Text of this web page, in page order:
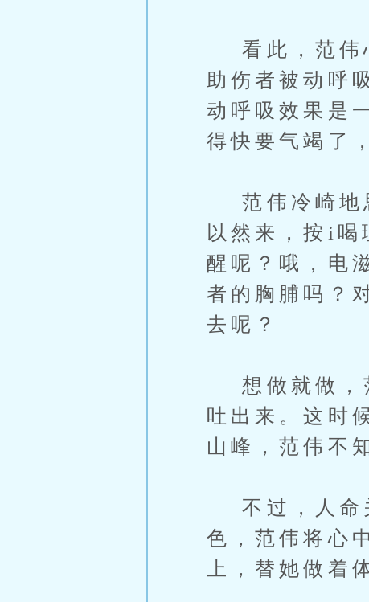
看此，范伟
助伤者被动呼
动呼吸效果是
得快要气竭了
范伟冷崎地
以然来，按i喝
醒呢？哦，电
者的胸脯吗？
去呢？
想做就做，
吐出来。这时
山峰，范伟不
不过，人命
色，范伟将心
上，替她做着